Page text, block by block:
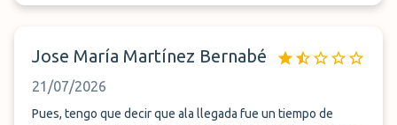
Jose María Martínez Bernabé
21/07/2026
Pues, tengo que decir que ala llegada fue un tiempo de